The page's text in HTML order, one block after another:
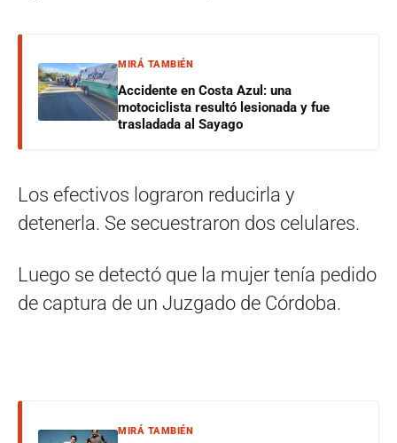
MIRÁ TAMBIÉN
Accidente en Costa Azul: una
motociclista resultó lesionada y fue
trasladada al Sayago
Los efectivos lograron reducirla y
detenerla. Se secuestraron dos celulares.
Luego se detectó que la mujer tenía pedido
de captura de un Juzgado de Córdoba.
MIRÁ TAMBIÉN